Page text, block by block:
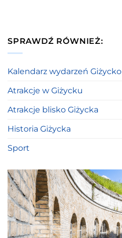
SPRAWDŹ RÓWNIEŻ:
Kalendarz wydarzeń Giżycko
Atrakcje w Giżycku
Atrakcje blisko Giżycka
Historia Giżycka
Sport